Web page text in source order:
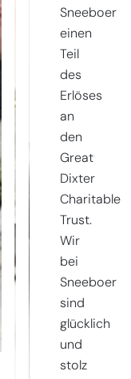
Sneeboer
einen
Teil
des
Erlöses
an
den
Great
Dixter
Charitable
Trust.
Wir
bei
Sneeboer
sind
glücklich
und
stolz